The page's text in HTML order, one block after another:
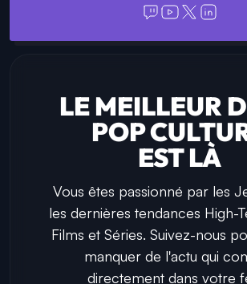
LE MEILLEUR
POP
EST LÀ
Vous êtes passionné par les
les dernières tendances High-
Films et Séries. Suivez-nous
manquer de l'actu qui
directement dans votre